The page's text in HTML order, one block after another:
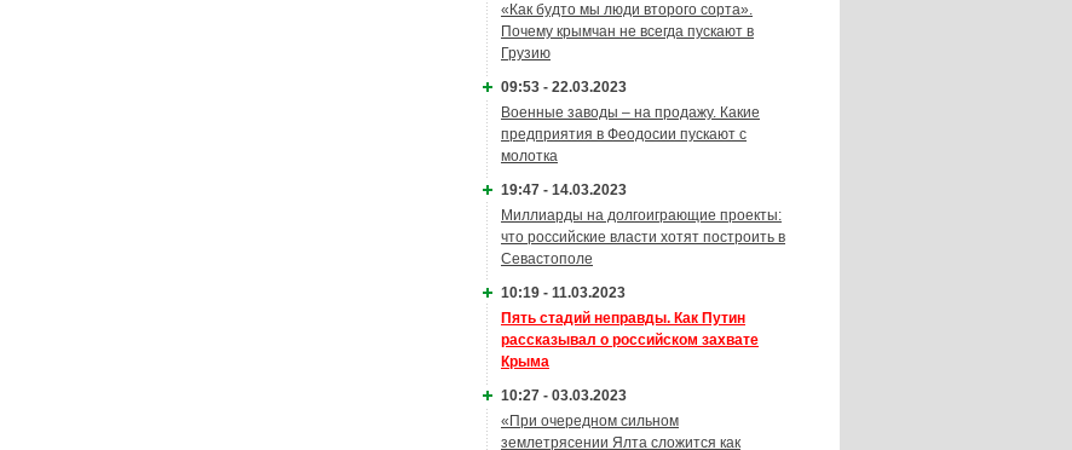
«Как будто мы люди второго сорта».
Почему крымчан не всегда пускают в
Грузию
09:53 - 22.03.2023
Военные заводы – на продажу. Какие
предприятия в Феодосии пускают с
молотка
19:47 - 14.03.2023
Миллиарды на долгоиграющие проекты:
что российские власти хотят построить в
Севастополе
10:19 - 11.03.2023
Пять стадий неправды. Как Путин
рассказывал о российском захвате
Крыма
10:27 - 03.03.2023
«При очередном сильном
землетрясении Ялта сложится как